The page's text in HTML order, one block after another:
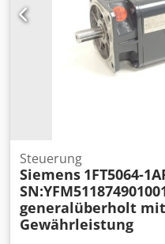
Steuerung
Siemens 1FT5064-
generalüberholt
Gewährleistung